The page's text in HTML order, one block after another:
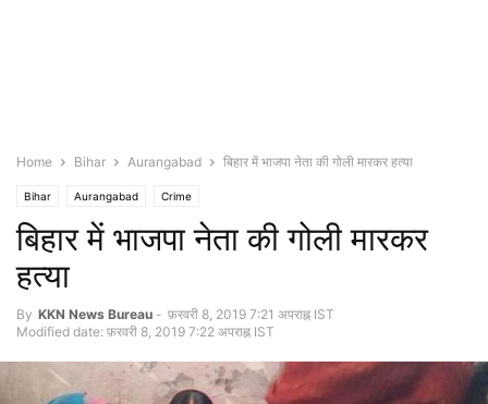
Home Bihar Aurangabad बिहार में भाजपा नेता की गोली मारकर हत्या
Bihar Aurangabad Crime
बिहार में भाजपा नेता की गोली मारकर
हत्या
By KKN News Bureau - फ़रवरी 8, 2019 7:21 अपराह्न IST
Modified date: फ़रवरी 8, 2019 7:22 अपराह्न IST